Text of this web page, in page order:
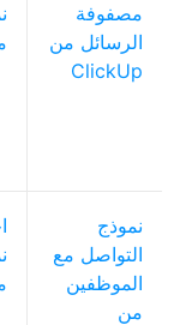
مصفوفة
الرسائل من
ClickUp
نموذج
التواصل مع
الموظفين
من